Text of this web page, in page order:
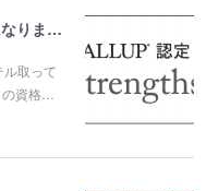
Gallup認定のストレングスコーチになりました。
取って
資格…